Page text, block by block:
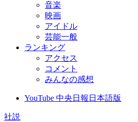
音楽
映画
アイドル
芸能一般
ランキング
アクセス
コメント
みんなの感想
YouTube 中央日報日本語版
社説